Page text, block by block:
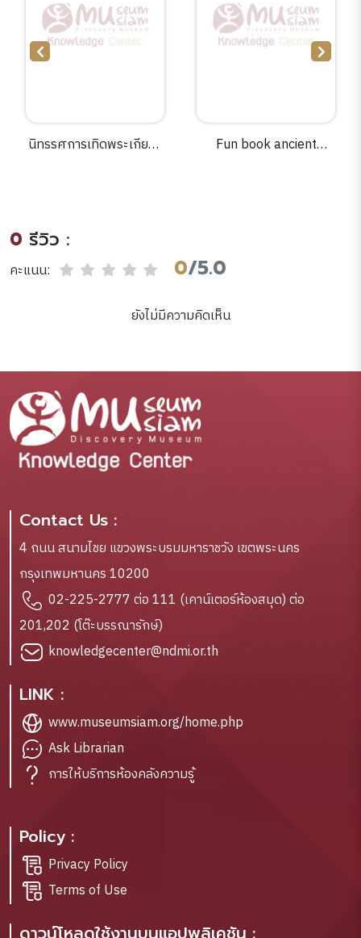
นิทรรศการเทิดพระเกียรติ
นั่งอิศราวินิจฉัย
พิพิธภัณฑสถานแห่งชาติ
พระนคร.
Fun book ancient
0 รีวิว :
คะแนน: 0/5.0
ยังไม่มีความคิดเห็น
Contact Us :
4 ถนน สนามไชย แขวงพระบรมมหาราชวัง เขตพระนคร
กรุงเทพมหานคร 10200
02-225-2777 ต่อ 111 (เคาน์เตอร์ห้องสมุด) ต่อ
201,202 (โต๊ะบรรณารักษ์)
knowledgecenter@ndmi.or.th
LINK :
www.museumsiam.org/home.php
Ask Librarian
การให้บริการห้องคลังความรู้
Policy :
Privacy Policy
Terms of Use